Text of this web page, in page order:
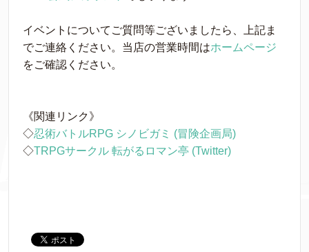
イベントについてご質問等ございましたら、上記ま
でご連絡ください。当店の営業時間はホームページ
をご確認ください。
《関連リンク》
◇忍術バトルRPG シノビガミ (冒険企画局)
◇TRPGサークル 転がるロマン亭 (Twitter)